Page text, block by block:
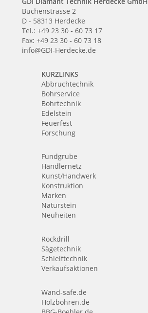
Buchenstrasse 2
D - 58313 Herdecke
Tel.: +49 23 30 - 60 73 17
Fax: +49 23 30 - 60 73 18
info@GDI-Herdecke.de
KURZLINKS
Abbruchtechnik
Bohrservice
Bohrtechnik
Edelstein
Feuerfest
Forschung
Fundgrube
Händlernetz
Kunst/Handwerk
Konstruktion
Marken
Naturstein
Neuheiten
Rockdrill
Sägetechnik
Schleiftechnik
Verkaufsaktionen
Wand-safe.de
Holzbohren.de